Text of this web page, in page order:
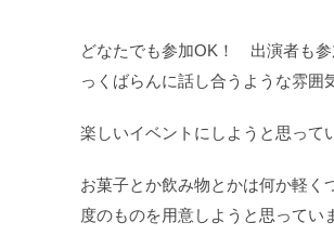
どなたでも参加OK！ 出演者も参
っくばらんに話し合うような雰囲
楽しいイベントにしようと思って
お菓子とか飲み物とかは何か軽く
度のものを用意しようと思ってい